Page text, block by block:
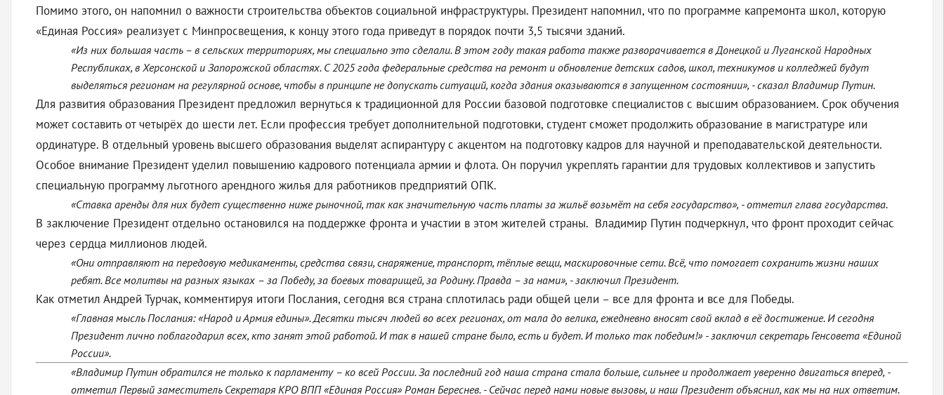
Помимо этого, он напомнил о важности строительства объектов социальной инфраструктуры. Президент напомнил, что по программе капремонта школ, которую
«Единая Россия» реализует с Минпросвещения, к концу этого года приведут в порядок почти 3,5 тысячи зданий.
«Из них большая часть – в сельских территориях, мы специально это сделали. В этом году такая работа также разворачивается в Донецкой и Луганской Народных
Республиках, в Херсонской и Запорожской областях. С 2025 года федеральные средства на ремонт и обновление детских садов, школ, техникумов и колледжей будут
выделяться регионам на регулярной основе, чтобы в принципе не допускать ситуаций, когда здания оказываются в запущенном состоянии», - сказал Владимир Путин.
Для развития образования Президент предложил вернуться к традиционной для России базовой подготовке специалистов с высшим образованием. Срок обучения
может составить от четырёх до шести лет. Если профессия требует дополнительной подготовки, студент сможет продолжить образование в магистратуре или
ординатуре. В отдельный уровень высшего образования выделят аспирантуру с акцентом на подготовку кадров для научной и преподавательской деятельности.
Особое внимание Президент уделил повышению кадрового потенциала армии и флота. Он поручил укреплять гарантии для трудовых коллективов и запустить
специальную программу льготного арендного жилья для работников предприятий ОПК.
«Ставка аренды для них будет существенно ниже рыночной, так как значительную часть платы за жильё возьмёт на себя государство», - отметил глава государства.
В заключение Президент отдельно остановился на поддержке фронта и участии в этом жителей страны. Владимир Путин подчеркнул, что фронт проходит сейчас
через сердца миллионов людей.
«Они отправляют на передовую медикаменты, средства связи, снаряжение, транспорт, тёплые вещи, маскировочные сети. Всё, что помогает сохранить жизни наших
ребят. Все молитвы на разных языках – за Победу, за боевых товарищей, за Родину. Правда – за нами», - заключил Президент.
Как отметил Андрей Турчак, комментируя итоги Послания, сегодня вся страна сплотилась ради общей цели – все для фронта и все для Победы.
«Главная мысль Послания: «Народ и Армия едины». Десятки тысяч людей во всех регионах, от мала до велика, ежедневно вносят свой вклад в её достижение. И сегодня
Президент лично поблагодарил всех, кто занят этой работой. И так в нашей стране было, есть и будет. И только так победим!» - заключил секретарь Генсовета «Единой
России».
«Владимир Путин обратился не только к парламенту – ко всей России. За последний год наша страна стала больше, сильнее и продолжает уверенно двигаться вперед, -
отметил Первый заместитель Секретаря КРО ВПП «Единая Россия» Роман Береснев. - Сейчас перед нами новые вызовы, и наш Президент объяснил, как мы на них ответим.